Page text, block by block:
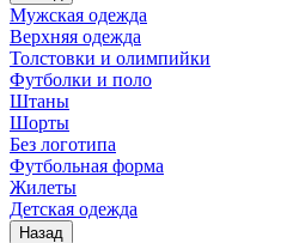
Мужская одежда
Верхняя одежда
Толстовки и олимпийки
Футболки и поло
Штаны
Шорты
Без логотипа
Футбольная форма
Жилеты
Детская одежда
Назад